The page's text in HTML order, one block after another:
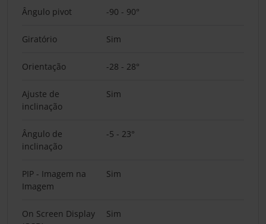
Ângulo pivot -90 - 90°
Giratório Sim
Orientação -28 - 28°
Ajuste de
inclinação
Sim
Ângulo de
inclinação
-5 - 23°
PIP - Imagem na
Imagem
Sim
On Screen Display
Sim